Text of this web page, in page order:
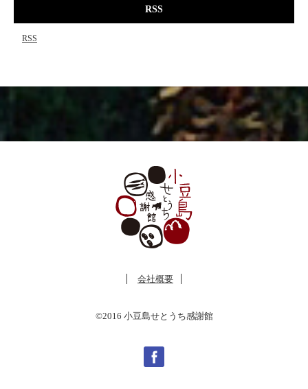
RSS
RSS
会社概要
©2016 小豆島せとうち感謝館